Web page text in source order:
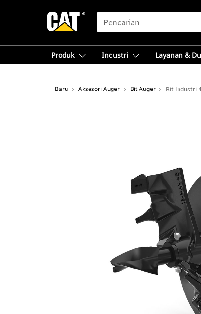
SEARCH
Produk Industri Layanan &
Baru Aksesori Auger Bit Auger Bit Industri